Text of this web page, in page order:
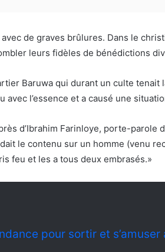
de graves brûlures. Dans le
leurs fidèles de bénédictions
Baruwa qui durant un culte tenait
avec l’essence et a causé une
d’Ibrahim Farinloye, porte-parole
le contenu sur un homme (venu
feu et les a tous deux embrasés.»
pour sortir et s’amuser